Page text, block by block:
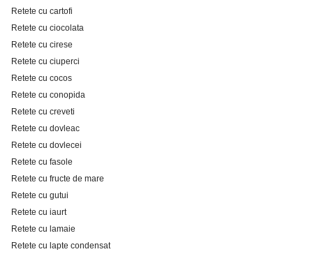
Retete cu cartofi
Retete cu ciocolata
Retete cu cirese
Retete cu ciuperci
Retete cu cocos
Retete cu conopida
Retete cu creveti
Retete cu dovleac
Retete cu dovlecei
Retete cu fasole
Retete cu fructe de mare
Retete cu gutui
Retete cu iaurt
Retete cu lamaie
Retete cu lapte condensat